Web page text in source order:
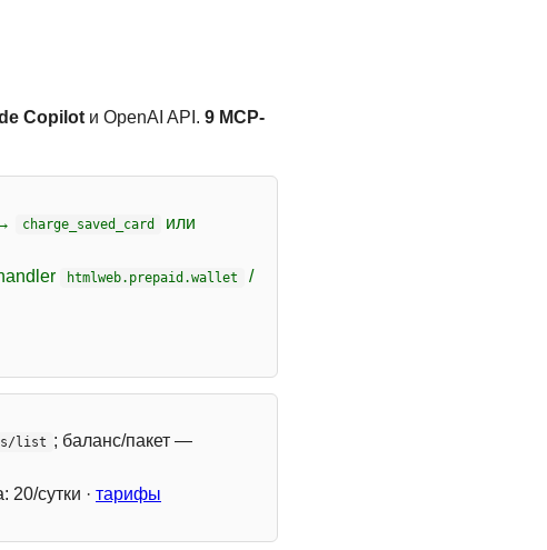
Copilotи OpenAI API. 9 MCP-
charge_saved_card
или
htmlweb.prepaid.wallet /
list ; баланс/пакет —
20/сутки · тарифы